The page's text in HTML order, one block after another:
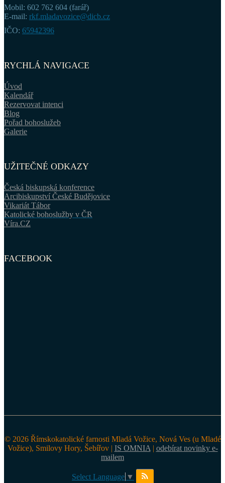
Mobil: 602 762 604 (farář)
E-mail: rkf.mladavozice@dicb.cz
IČO: 65942396
RYCHLÁ NAVIGACE
Úvod
Kalendář
Rezervovat intenci
Blog
Pořad bohoslužeb
Galerie
UŽITEČNÉ ODKAZY
Česká biskupská konference
Arcibiskupství České Budějovice
Vikariát Tábor
Katolické bohoslužby v ČR
Víra.CZ
FACEBOOK
© 2026 Římskokatolické farnosti Mladá Vožice, Nová Ves (u Mladé
Vožice), Smilovy Hory, Šebířov | IS OMNIA | odebírat novinky e-
mailem
Select Language ▼